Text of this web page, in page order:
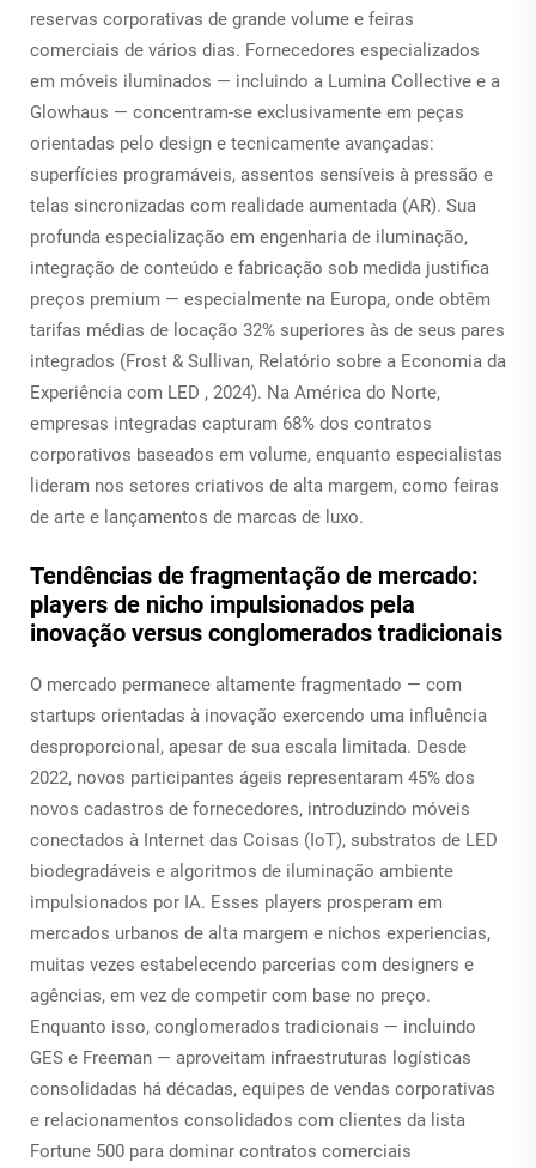
reservas corporativas de grande volume e feiras
comerciais de vários dias. Fornecedores especializados
em móveis iluminados — incluindo a Lumina Collective e a
Glowhaus — concentram-se exclusivamente em peças
orientadas pelo design e tecnicamente avançadas:
superfícies programáveis, assentos sensíveis à pressão e
telas sincronizadas com realidade aumentada (AR). Sua
profunda especialização em engenharia de iluminação,
integração de conteúdo e fabricação sob medida justifica
preços premium — especialmente na Europa, onde obtêm
tarifas médias de locação 32% superiores às de seus pares
integrados (Frost & Sullivan, Relatório sobre a Economia da
Experiência com LED , 2024). Na América do Norte,
empresas integradas capturam 68% dos contratos
corporativos baseados em volume, enquanto especialistas
lideram nos setores criativos de alta margem, como feiras
de arte e lançamentos de marcas de luxo.
Tendências de fragmentação de mercado:
players de nicho impulsionados pela
inovação versus conglomerados tradicionais
O mercado permanece altamente fragmentado — com
startups orientadas à inovação exercendo uma influência
desproporcional, apesar de sua escala limitada. Desde
2022, novos participantes ágeis representaram 45% dos
novos cadastros de fornecedores, introduzindo móveis
conectados à Internet das Coisas (IoT), substratos de LED
biodegradáveis e algoritmos de iluminação ambiente
impulsionados por IA. Esses players prosperam em
mercados urbanos de alta margem e nichos experiencias,
muitas vezes estabelecendo parcerias com designers e
agências, em vez de competir com base no preço.
Enquanto isso, conglomerados tradicionais — incluindo
GES e Freeman — aproveitam infraestruturas logísticas
consolidadas há décadas, equipes de vendas corporativas
e relacionamentos consolidados com clientes da lista
Fortune 500 para dominar contratos comerciais